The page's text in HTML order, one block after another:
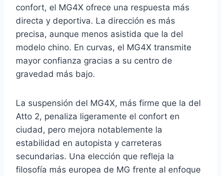
confort, el MG4X ofrece una respuesta más
directa y deportiva. La dirección es más
precisa, aunque menos asistida que la del
modelo chino. En curvas, el MG4X transmite
mayor confianza gracias a su centro de
gravedad más bajo.
La suspensión del MG4X, más firme que la del
Atto 2, penaliza ligeramente el confort en
ciudad, pero mejora notablemente la
estabilidad en autopista y carreteras
secundarias. Una elección que refleja la
filosofía más europea de MG frente al enfoque